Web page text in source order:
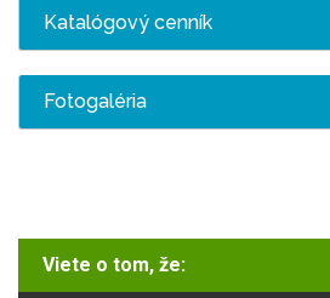
Katalógový cenník
Fotogaléria
Viete o tom, že: